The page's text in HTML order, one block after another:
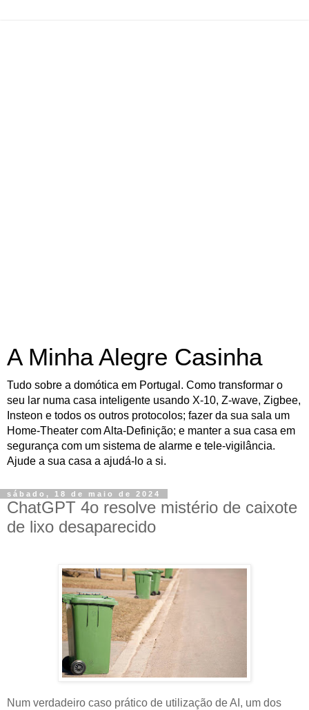
A Minha Alegre Casinha
Tudo sobre a domótica em Portugal. Como transformar o
seu lar numa casa inteligente usando X-10, Z-wave, Zigbee,
Insteon e todos os outros protocolos; fazer da sua sala um
Home-Theater com Alta-Definição; e manter a sua casa em
segurança com um sistema de alarme e tele-vigilância.
Ajude a sua casa a ajudá-lo a si.
sábado, 18 de maio de 2024
ChatGPT 4o resolve mistério de caixote
de lixo desaparecido
Num verdadeiro caso prático de utilização de AI, um dos